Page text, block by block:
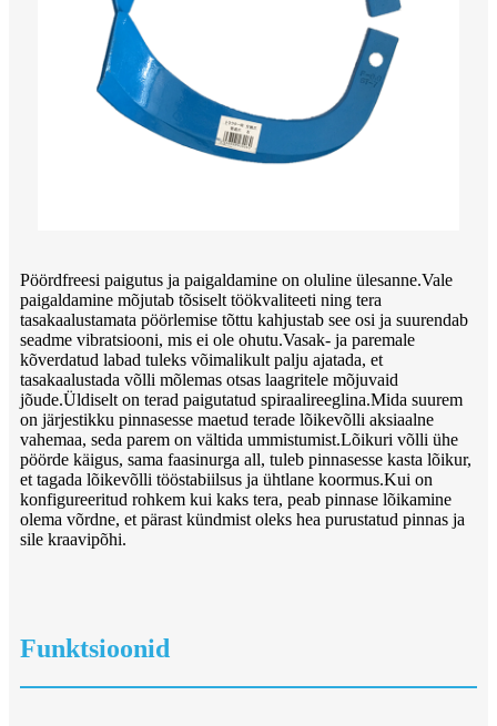
Pöördfreesi paigutus ja paigaldamine on oluline ülesanne.Vale
paigaldamine mõjutab tõsiselt töökvaliteeti ning tera
tasakaalustamata pöörlemise tõttu kahjustab see osi ja suurendab
seadme vibratsiooni, mis ei ole ohutu.Vasak- ja paremale
kõverdatud labad tuleks võimalikult palju ajatada, et
tasakaalustada võlli mõlemas otsas laagritele mõjuvaid
jõude.Üldiselt on terad paigutatud spiraalireeglina.Mida suurem
on järjestikku pinnasesse maetud terade lõikevõlli aksiaalne
vahemaa, seda parem on vältida ummistumist.Lõikuri võlli ühe
pöörde käigus, sama faasinurga all, tuleb pinnasesse kasta lõikur,
et tagada lõikevõlli tööstabiilsus ja ühtlane koormus.Kui on
konfigureeritud rohkem kui kaks tera, peab pinnase lõikamine
olema võrdne, et pärast kündmist oleks hea purustatud pinnas ja
sile kraavipõhi.
Funktsioonid